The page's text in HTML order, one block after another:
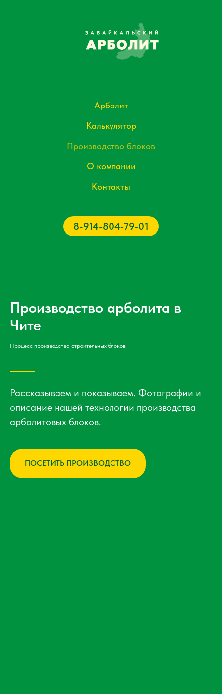
Арболит
Калькулятор
Производство блоков
О компании
Контакты
8-914-804‑79‑01‬
Производство арболита в
Чите
Процесс производства строительных блоков
Рассказываем и показываем. Фотографии и
описание нашей технологии производства
арболитовых блоков.
ПОСЕТИТЬ ПРОИЗВОДСТВО